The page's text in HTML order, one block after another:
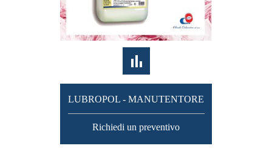
LUBROPOL - MANUTENTORE
Richiedi un preventivo